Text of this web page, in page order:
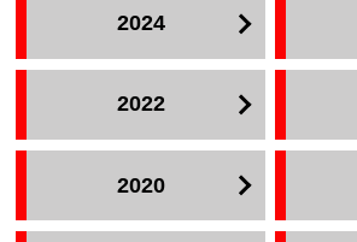
2024
2022
2020